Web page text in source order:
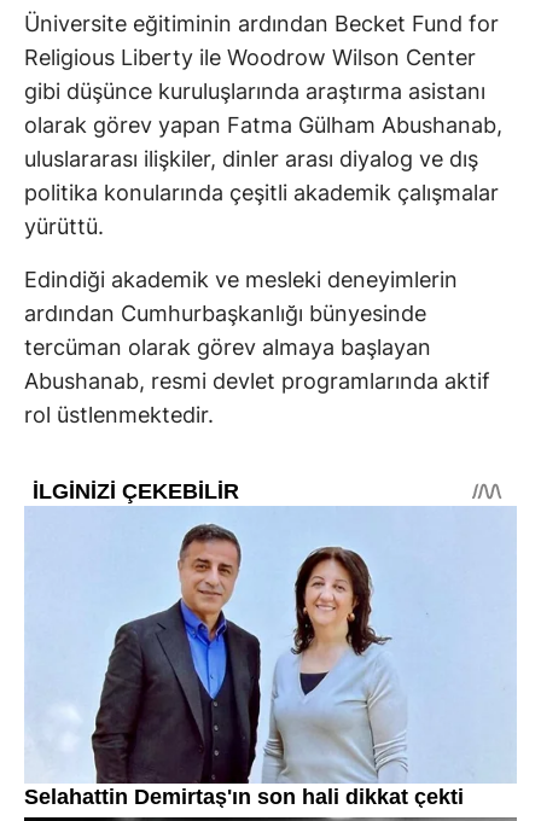
Üniversite eğitiminin ardından Becket Fund for
Religious Liberty ile Woodrow Wilson Center
gibi düşünce kuruluşlarında araştırma asistanı
olarak görev yapan Fatma Gülham Abushanab,
uluslararası ilişkiler, dinler arası diyalog ve dış
politika konularında çeşitli akademik çalışmalar
yürüttü.
Edindiği akademik ve mesleki deneyimlerin
ardından Cumhurbaşkanlığı bünyesinde
tercüman olarak görev almaya başlayan
Abushanab, resmi devlet programlarında aktif
rol üstlenmektedir.